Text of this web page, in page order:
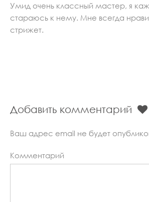
Умид очень классный мастер, я
стараюсь к нему. Мне всегда
стрижет.
Добавить комментарий
Ваш адрес email не будет
Комментарий